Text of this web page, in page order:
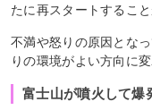
たに再スタートするこ
不満や怒りの原因とな
りの環境がよい方向に
富士山が噴火して爆